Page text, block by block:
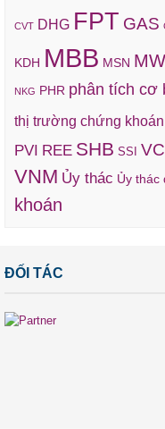
CVT DHG FPT GAS
KDH MBB MSN
NKG PHR phân tích cơ
thị trường chứng
PVI REE SHB SSI
VNM Ủy thác Ủy thác
khoán
ĐỐI TÁC